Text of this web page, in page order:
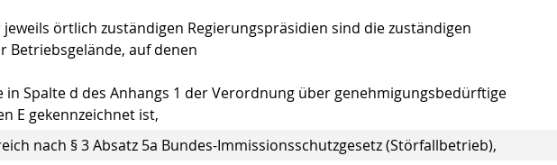
örtlich zuständigen Regierungspräsidien sind die zuständigen
Betriebsgelände, auf denen
in Spalte d des Anhangs 1 der Verordnung über genehmigungsbedürftige
E gekennzeichnet ist,
nach § 3 Absatz 5a Bundes-Immissionsschutzgesetz (Störfallbetrieb),